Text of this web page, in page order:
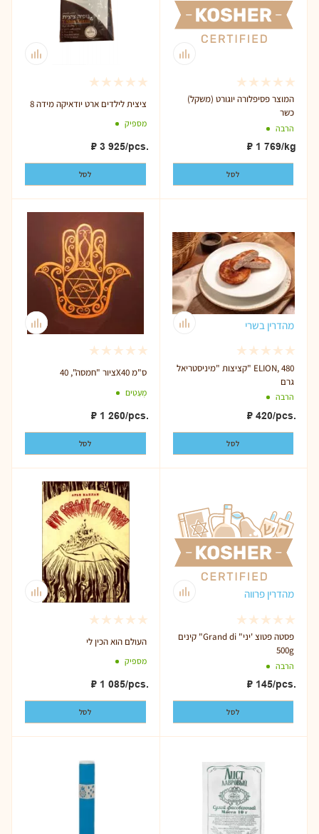
ציצית לילדים ארט יודאיקה מידה 8
מספיק
₽ 3 925/pcs.
לסל
המוצר פסיפלורה יוגורט (משקל)
כשר
הרבה
₽ 1 769/kg
לסל
ציור "חמסה", 40X40 ס"מ
מְעַטִים
₽ 1 260/pcs.
לסל
מהדרין בשרי
קציצות "מיניסטריאל" ELION, 480
גרם
הרבה
₽ 420/pcs.
לסל
העולם הוא הכין לי
מספיק
₽ 1 085/pcs.
לסל
מהדרין פרווה
קינים "Grand di פסטה פטוצ 'יני"
500g
הרבה
₽ 145/pcs.
לסל